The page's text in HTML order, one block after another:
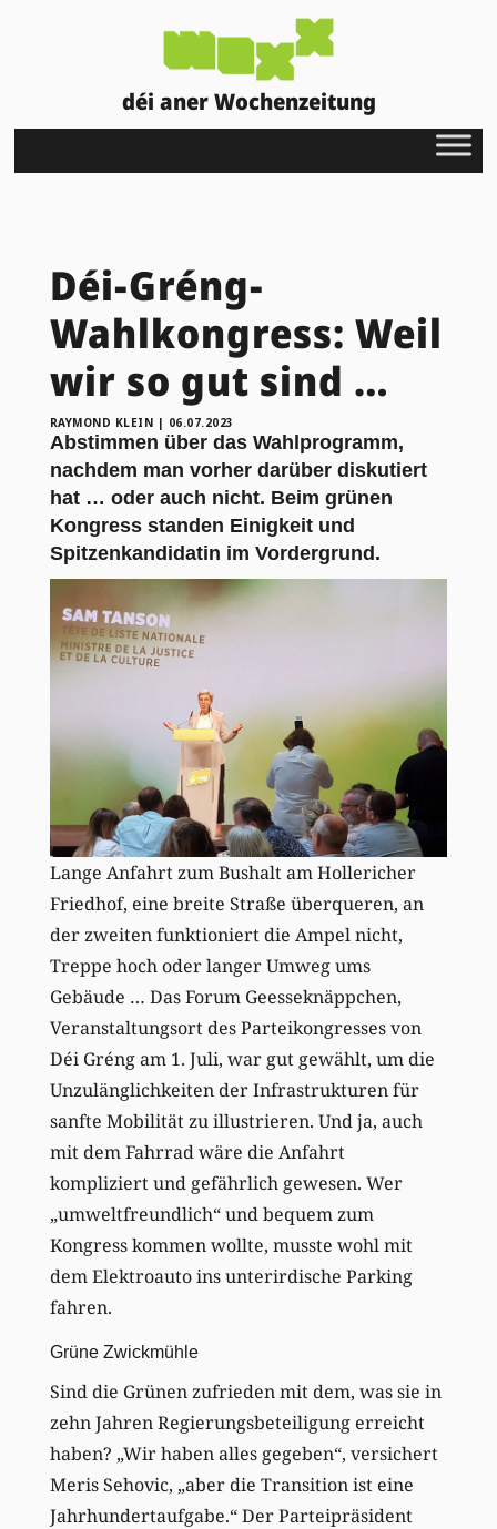
déi aner Wochenzeitung
Déi-Gréng-
Wahlkongress: Weil
wir so gut sind …
RAYMOND KLEIN | 06.07.2023
Abstimmen über das Wahlprogramm,
nachdem man vorher darüber diskutiert
hat … oder auch nicht. Beim grünen
Kongress standen Einigkeit und
Spitzenkandidatin im Vordergrund.
Lange Anfahrt zum Bushalt am Hollericher
Friedhof, eine breite Straße überqueren, an
der zweiten funktioniert die Ampel nicht,
Treppe hoch oder langer Umweg ums
Gebäude … Das Forum Geesseknäppchen,
Veranstaltungsort des Parteikongresses von
Déi Gréng am 1. Juli, war gut gewählt, um die
Unzulänglichkeiten der Infrastrukturen für
sanfte Mobilität zu illustrieren. Und ja, auch
mit dem Fahrrad wäre die Anfahrt
kompliziert und gefährlich gewesen. Wer
„umweltfreundlich“ und bequem zum
Kongress kommen wollte, musste wohl mit
dem Elektroauto ins unterirdische Parking
fahren.
Grüne Zwickmühle
Sind die Grünen zufrieden mit dem, was sie in
zehn Jahren Regierungsbeteiligung erreicht
haben? „Wir haben alles gegeben“, versichert
Meris Sehovic, „aber die Transition ist eine
Jahrhundertaufgabe.“ Der Parteipräsident